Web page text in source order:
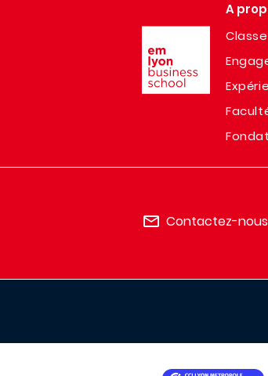
A
Contactez-nous